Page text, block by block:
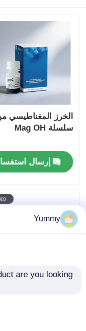
الخرز المغناطيسي
سلسلة Mag OH
إرسال
Yummy
are you looking